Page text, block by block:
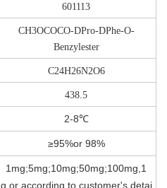
601113
CH3OCOCO-DPro-DPhe-O-
Benzylester
C24H26N2O6
438.5
2-8℃
≥95%or 98%
1mg;5mg;10mg;50mg;100mg,1
g or according to customer's detai